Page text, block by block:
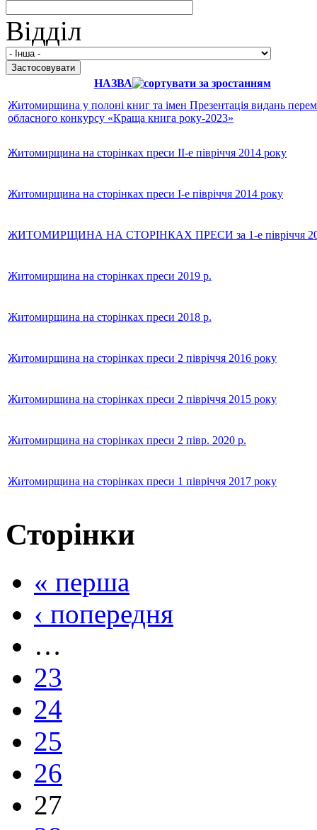
Відділ
НАЗВА
Житомирщина у полоні книг та імен Презентація видань
обласного конкурсу «Краща книга року-2023»
Житомирщина на сторінках преси ІІ-е півріччя 2014 року
Житомирщина на сторінках преси І-е півріччя 2014 року
ЖИТОМИРЩИНА НА СТОРІНКАХ ПРЕСИ за 1-е півріччя
Житомирщина на сторінках преси 2019 р.
Житомирщина на сторінках преси 2018 р.
Житомирщина на сторінках преси 2 півріччя 2016 року
Житомирщина на сторінках преси 2 півріччя 2015 року
Житомирщина на сторінках преси 2 півр. 2020 р.
Житомирщина на сторінках преси 1 півріччя 2017 року
Сторінки
« перша
‹ попередня
…
23
24
25
26
27